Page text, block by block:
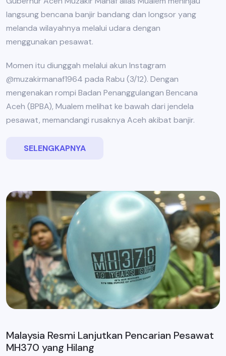
langsung bencana banjir bandang dan longsor yang
melanda wilayahnya melalui udara dengan
menggunakan pesawat.
Momen itu diunggah melalui akun Instagram
@muzakirmanaf1964 pada Rabu (3/12). Dengan
mengenakan rompi Badan Penanggulangan Bencana
Aceh (BPBA), Mualem melihat ke bawah dari jendela
pesawat, memandangi rusaknya Aceh akibat banjir.
SELENGKAPNYA
Malaysia Resmi Lanjutkan Pencarian Pesawat
MH370 yang Hilang